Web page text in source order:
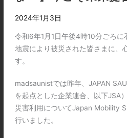
2024年1月3日
令和6年1月1日午後4時10分ごろに
地震により被災された皆さまに、
す。
madsaunistでは昨年、JAPAN
を起点とした企業連合、以下JSA
災害利用についてJapan Mobility
行いました。